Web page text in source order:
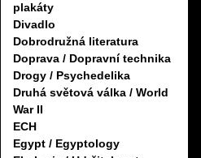
plakáty
Divadlo
Dobrodružná literatura
Doprava / Dopravní technika
Drogy / Psychedelika
Druhá světová válka / World
War II
ECH
Egypt / Egyptology